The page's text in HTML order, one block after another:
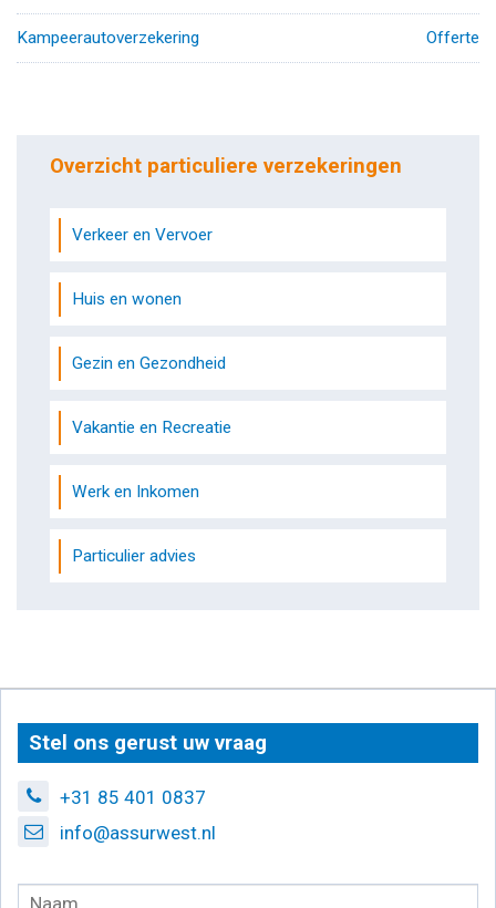
Kampeerautoverzekering Offerte
Overzicht particuliere verzekeringen
Verkeer en Vervoer
Huis en wonen
Gezin en Gezondheid
Vakantie en Recreatie
Werk en Inkomen
Particulier advies
Stel ons gerust uw vraag
+31 85 401 0837
info@assurwest.nl